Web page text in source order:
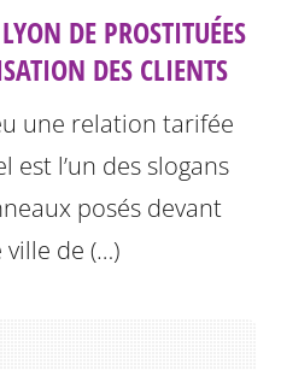
DE PROSTITUÉES
DES CLIENTS
une relation tarifée
est l’un des slogans
posés devant
ville de (…)